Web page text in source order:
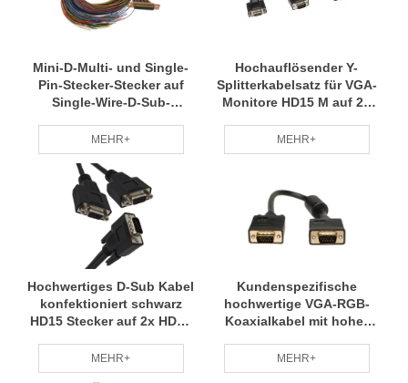
Mini-D-Multi- und Single-
Pin-Stecker-Stecker auf
Single-Wire-D-Sub-
MEHR+
Hochauflösender Y-
Splitterkabelsatz für VGA-
Monitore HD15 M auf 2x
MEHR+
Hochwertiges D-Sub Kabel
konfektioniert schwarz
HD15 Stecker auf 2x HD15
MEHR+
Kundenspezifische
hochwertige VGA-RGB-
Koaxialkabel mit hoher
MEHR+